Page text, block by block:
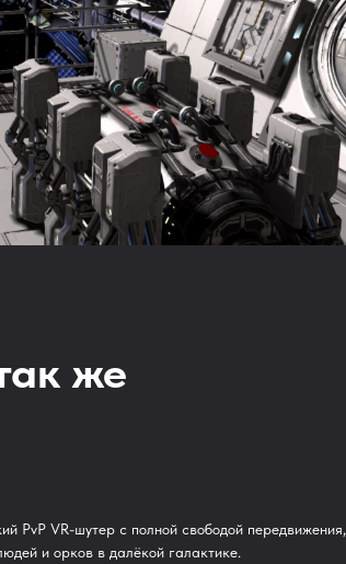
же
PvP VR-шутер с полной свободой передвижения,
и орков в далёкой галактике.